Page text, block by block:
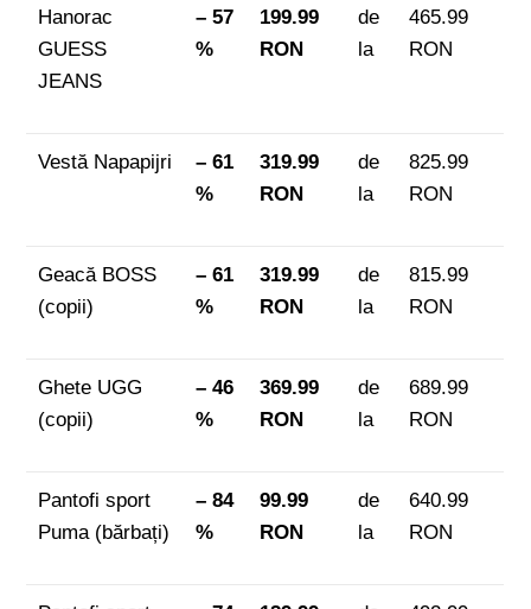
Hanorac
GUESS
JEANS
– 57
%
199.99
RON
de
la
465.99
RON
Vestă Napapijri
– 61
%
319.99
RON
de
la
825.99
RON
Geacă BOSS
(copii)
– 61
%
319.99
RON
de
la
815.99
RON
Ghete UGG
(copii)
– 46
%
369.99
RON
de
la
689.99
RON
Pantofi sport
Puma (bărbați)
– 84
%
99.99
RON
de
la
640.99
RON